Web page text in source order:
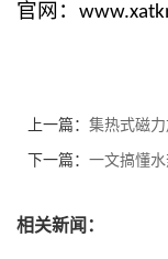
官网：
上一篇： 集热式磁
下一篇： 一文搞懂
相关新闻：